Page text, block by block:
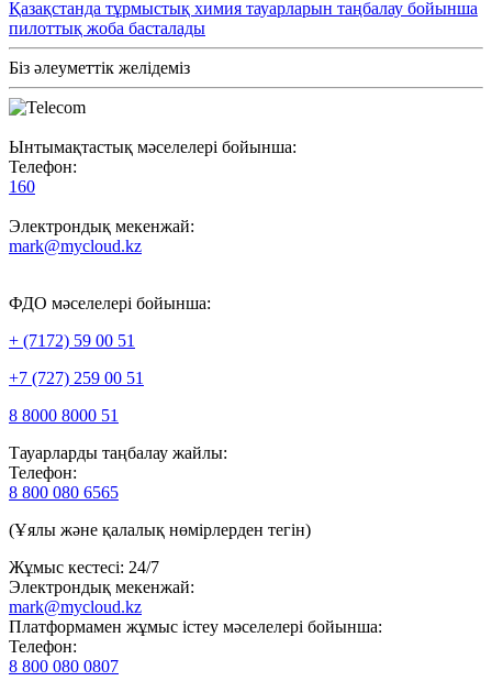
Қазақстанда тұрмыстық химия тауарларын таңбалау бойынша
пилоттық жоба басталады
Біз әлеуметтік желідеміз
Ынтымақтастық мәселелері бойынша:
Телефон:
160
Электрондық мекенжай:
mark@mycloud.kz
ФДО мәселелері бойынша:
+ (7172) 59 00 51
+7 (727) 259 00 51
8 8000 8000 51
Тауарларды таңбалау жайлы:
Телефон:
8 800 080 6565
(Ұялы және қалалық нөмірлерден тегін)
Жұмыс кестесі: 24/7
Электрондық мекенжай:
mark@mycloud.kz
Платформамен жұмыс істеу мәселелері бойынша:
Телефон:
8 800 080 0807